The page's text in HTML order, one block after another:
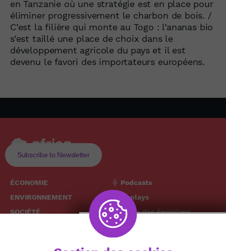
en Tanzanie où une stratégie est en place pour
éliminer progressivement le charbon de bois. /
C’est la filière qui monte au Togo : l’ananas bio
s’est taillé une place de choix dans le
développement agricole du pays et il est
devenu le favori des importateurs européens.
Subscribe to Newsletter
ÉCONOMIE
ENVIRONNEMENT
SOCIÉTÉ
Podcasts
Replays
Grille des émissions